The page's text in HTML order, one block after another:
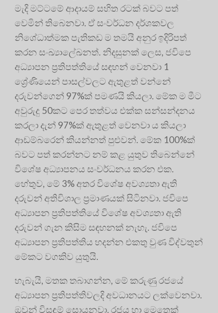
මැදි මට්ටමේ ආදායම් සහිත රටක් බවට පත්
වෙමින් තිබෙනවා. ඒ සංවර්ධන දර්ශකවල
නිශේධාත්මක පැතිකඩ ම තමයි අනුර ඉදිරිපත්
කරන සංඛ්‍යාලේඛනත්. නිදසුනක් ලෙස, ජවිපෙ
අධ්‍යාපන ප්‍රතිපත්තියේ සඳහන් වෙනවා 1
ශ්‍රේණියෙන් පාසල්වලට ඇතුළත් වන්නේ
දරුවන්ගෙන් 97%ක් පමණයි කියලා. මේක ම මීට
අවුරුදු 50කට පෙර තත්වය එක්ක සන්සන්දනය
කරලා දැන් 97%ක් ඇතුළත් වෙනවා ය කියලා
ආඩම්බරෙන් කියන්නත් පුළුවන්. මේක 100%ක්
බවට පත් කරන්නට නම් කළ යුතුව තිබෙන්නේ
විශේෂ අධ්‍යාපනය සංවර්ධනය කරන එක.
හේතුව, මේ 3% අතර විශේෂ අවශ්‍යතා ඇති
දරුවන් අතිවිශාල ප්‍රමාණයක් සිටිනවා. ජවිපෙ
අධ්‍යාපන ප්‍රතිපත්තියේ විශේෂ අවශ්‍යතා ඇති
දරුවන් ගැන කිසිම සඳහනක් නැහැ. ජවිපෙ
අධ්‍යාපන ප්‍රතිපත්තිය හදන්න එකතු වුණ විද්වතුන්
මේකට වගකිව යුතුයි.
හැබැයි, මතක තබාගන්න, මේ කරුණු රජයේ
අධ්‍යාපන ප්‍රතිපත්තිවලදි අවධානයට ලක්වෙනවා.
ඔවුන් විසඳුම් සොයනවා. රජය හා මෙතෙක්